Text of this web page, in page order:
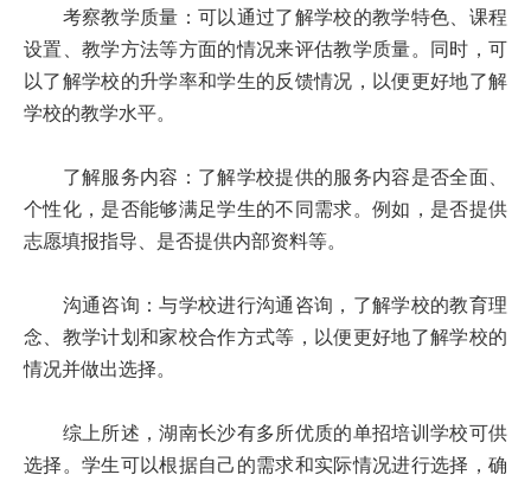
考察教学质量：可以通过了解学校的教学特色、课程
设置、教学方法等方面的情况来评估教学质量。同时，可
以了解学校的升学率和学生的反馈情况，以便更好地了解
学校的教学水平。
了解服务内容：了解学校提供的服务内容是否全面、
个性化，是否能够满足学生的不同需求。例如，是否提供
志愿填报指导、是否提供内部资料等。
沟通咨询：与学校进行沟通咨询，了解学校的教育理
念、教学计划和家校合作方式等，以便更好地了解学校的
情况并做出选择。
综上所述，湖南长沙有多所优质的单招培训学校可供
选择。学生可以根据自己的需求和实际情况进行选择，确